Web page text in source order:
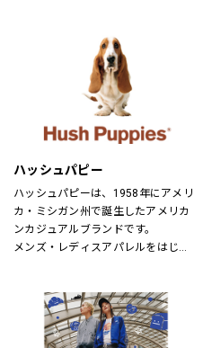
「新しい価値観へのドア」を開く案
内役として、日々の暮らしの中で大
切なものを一緒に見つけていきたい
と考えています。
あなたらしいスタイル、あなたにと
ってのベーシックを、DOORSへ探し
ハッシュパピー
ハッシュパピーは、1958年にアメリ
カ・ミシガン州で誕生したアメリカ
ンカジュアルブランドです。
メンズ・レディスアパレルをはじ
定期的にお得なキャンペーンも開
催！皆様のご来店を心よりお待ちし
ております！